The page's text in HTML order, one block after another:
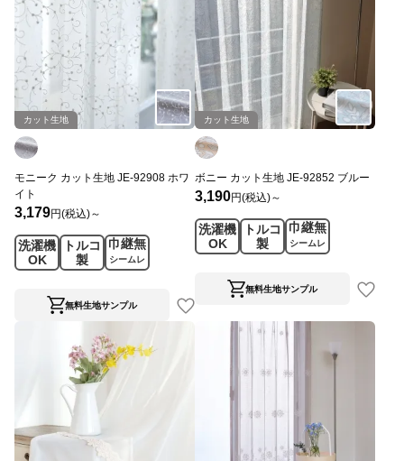
カット生地
モニーク カット生地 JE-92908 ホワ
イト
3,179円(税込)～
洗濯機
OK
トルコ
製
巾継無
シームレ
ス
無料生地サンプル
カット生地
ボニー カット生地 JE-92852 ブルー
3,190円(税込)～
洗濯機
OK
トルコ
製
巾継無
シームレ
ス
無料生地サンプル